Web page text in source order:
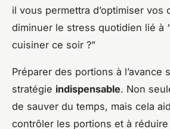
il vous permettra d’optimiser vos
diminuer le stress quotidien lié à
cuisiner ce soir ?”
Préparer des portions à l’avance
stratégie indispensable. Non
de sauver du temps, mais cela
contrôler les portions et à